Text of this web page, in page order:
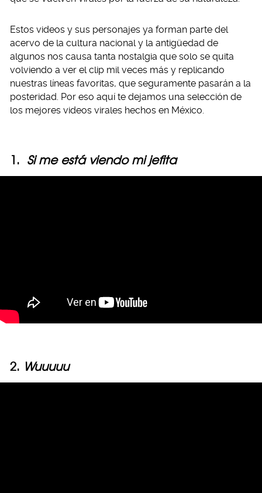
Estos videos y sus personajes ya forman parte del
acervo de la cultura nacional y la antigüedad de
algunos nos causa tanta nostalgia que solo se quita
volviendo a ver el clip mil veces más y replicando
nuestras líneas favoritas, que seguramente pasarán a la
posteridad. Por eso aquí te dejamos una selección de
los mejores videos virales hechos en México.
1. Si me está viendo mi jefita
2. Wuuuuu